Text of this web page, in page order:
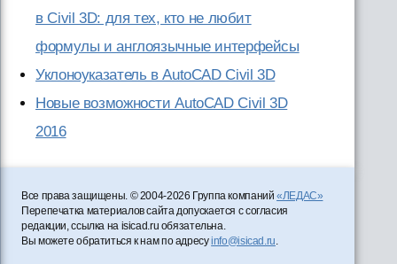
в Civil 3D: для тех, кто не любит
формулы и англоязычные интерфейсы
Уклоноуказатель в AutoCAD Civil 3D
Новые возможности AutoCAD Civil 3D
2016
Все права защищены. © 2004-2026 Группа компаний«ЛЕДАС»
Перепечатка материалов сайта допускается с согласия
редакции, ссылка на isicad.ru обязательна.
Вы можете обратиться к нам по адресуinfo@isicad.ru.